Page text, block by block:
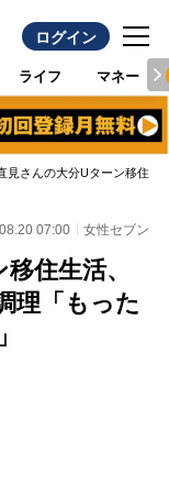
ログイン
ライフ マネー
見さんの大分Uターン移住生
07:00 女性セブン
住生活、
理「もった